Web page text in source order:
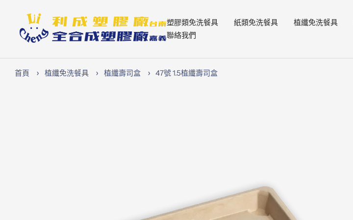
塑膠類免洗餐具 紙類免洗餐具 植纖免洗餐具
聯絡我們
Lichen74
首頁 植纖免洗餐具 植纖壽司盒 47號 1.5植纖壽司盒